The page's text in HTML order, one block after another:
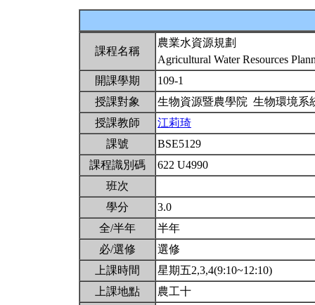
課程名稱
農業水資源規劃
Agricultural Water Resources
開課學期
109-1
授課對象
生物資源暨農學院 生物環境
授課教師
江莉琦
課號
BSE5129
課程識別碼
622 U4990
班次
學分
3.0
全/半年
半年
必/選修
選修
上課時間
星期五2,3,4(9:10~12:10)
上課地點
農工十